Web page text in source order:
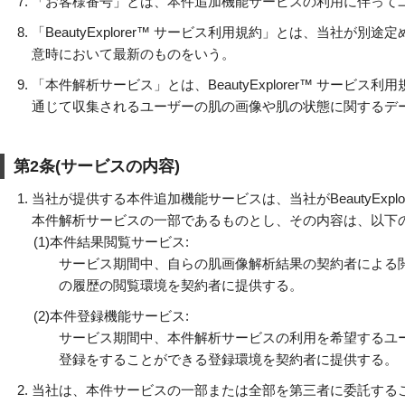
「BeautyExplorer™ サービス利用規約」とは、当社が別途
意時において最新のものをいう。
「本件解析サービス」とは、BeautyExplorer™ サービス利
通じて収集されるユーザーの肌の画像や肌の状態に関する
第2条(サービスの内容)
当社が提供する本件追加機能サービスは、当社が
本件解析サービスの一部であるものとし、その内容は、以下
(1)本件結果閲覧サービス:
サービス期間中、自らの肌画像解析結果の契約者によ
の履歴の閲覧環境を契約者に提供する。
(2)本件登録機能サービス:
サービス期間中、本件解析サービスの利用を希望する
登録をすることができる登録環境を契約者に提供する。
当社は、本件サービスの一部または全部を第三者に委託する